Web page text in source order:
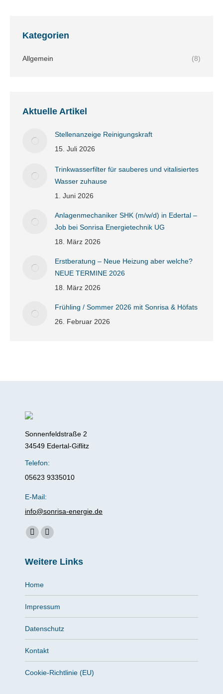
Kategorien
Allgemein (8)
Aktuelle Artikel
Stellenanzeige Reinigungskraft
15. Juli 2026
Trinkwasserfilter für sauberes und vitalisiertes
Wasser zuhause
1. Juni 2026
Anlagenmechaniker SHK (m/w/d) in Edertal –
Job bei Sonrisa Energietechnik UG
18. März 2026
Erstberatung – Neue Heizung aber welche?
NEUE TERMINE 2026
18. März 2026
Frühling / Sommer 2026 mit Sonrisa & Höfats
26. Februar 2026
Sonnenfeldstraße 2
34549 Edertal-Giflitz
Telefon:
05623 9335010
E-Mail:
info@sonrisa-energie.de
Finden Sie uns auf:
Facebook
opens
Instagram
opens
Weitere Links
Home
Impressum
Datenschutz
Kontakt
Cookie-Richtlinie (EU)